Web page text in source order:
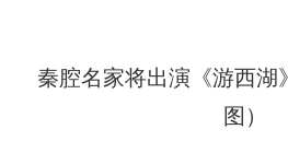
秦腔名家将出演《游西湖
图）